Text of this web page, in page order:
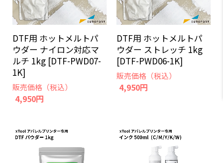
DTF用 ホットメルトパ
ウダー ナイロン対応マ
ルチ 1kg [DTF-PWD07-
1K]
販売価格（税込）
4,950円
DTF用 ホットメルトパ
ウダー ストレッチ 1kg
[DTF-PWD06-1K]
販売価格（税込）
4,950円